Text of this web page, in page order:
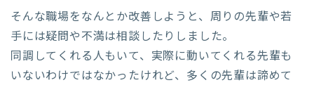
そんな職場をなんとか改善しようと、周りの先輩や若
手には疑問や不満は相談したりしました。
同調してくれる人もいて、実際に動いてくれる先輩も
いないわけではなかったけれど、多くの先輩は諦めて